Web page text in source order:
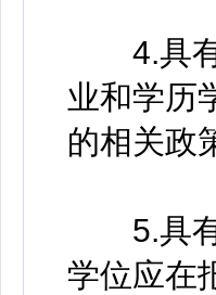
4.具有
业和学历
的相关政
5.具有
学位应在